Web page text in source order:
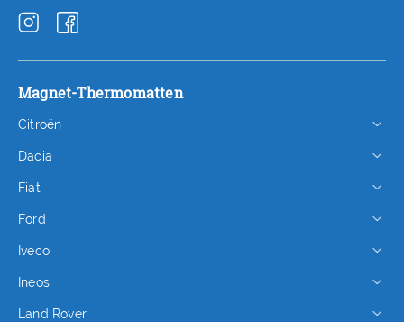
Magnet-Thermomatten
Citroën
Dacia
Fiat
Ford
Iveco
Ineos
Land Rover